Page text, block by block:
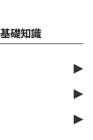
礎知識